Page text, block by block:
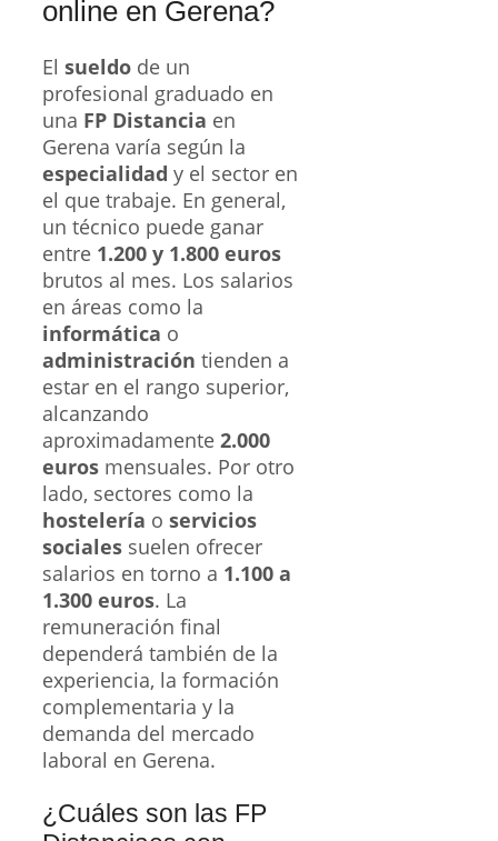
online en Gerena?
El sueldo de un
profesional graduado en
una FP Distancia en
Gerena varía según la
especialidad y el sector en
el que trabaje. En general,
un técnico puede ganar
entre 1.200 y 1.800 euros
brutos al mes. Los salarios
en áreas como la
informática o
administración tienden a
estar en el rango superior,
alcanzando
aproximadamente 2.000
euros mensuales. Por otro
lado, sectores como la
hostelería o servicios
sociales suelen ofrecer
salarios en torno a 1.100 a
1.300 euros. La
remuneración final
dependerá también de la
experiencia, la formación
complementaria y la
demanda del mercado
laboral en Gerena.
¿Cuáles son las FP